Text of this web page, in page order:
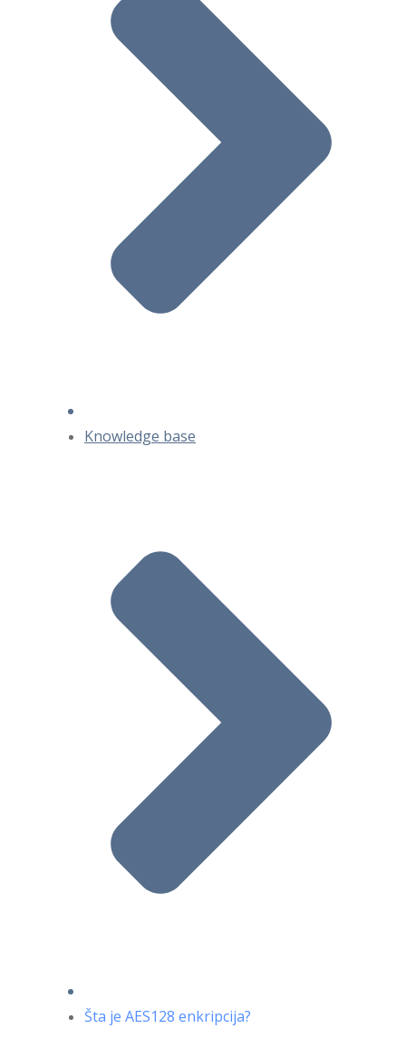
Knowledge base
Šta je AES128 enkripcija?